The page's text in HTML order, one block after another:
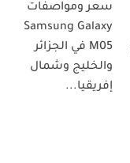
سعر ومواصفات
Samsung Galaxy
M05 في الجزائر
والخليج وشمال
إفريقيا...